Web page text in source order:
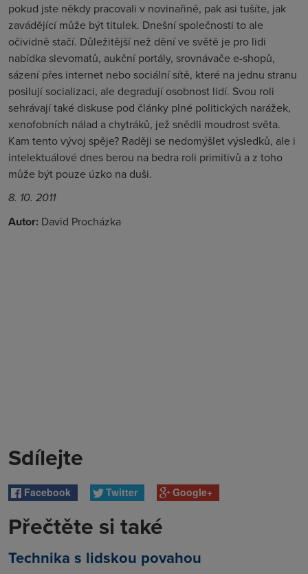
pokud jste někdy pracovali v novinařině, pak asi tušíte, jak
zavádějící může být titulek. Dnešní společnosti to ale
očividně stačí. Důležitější než dění ve světě je pro lidi
nabídka slevomatů, aukční portály, srovnávače e-shopů,
sázení přes internet nebo sociální sítě, které na jednu stranu
posilují socializaci, ale degradují osobnost lidí. Svou roli
sehrávají také diskuse pod články plné politických narážek,
xenofobních nálad a chytráků, jež snědli moudrost světa.
Kam tento vývoj spěje? Raději se nedomýšlet výsledků, ale i
intelektuálové dnes berou na bedra roli primitivů a z toho
může být pouze úzko na duši.
8. 10. 2011
Autor: David Procházka
Sdílejte
Facebook Twitter Google+
Přečtěte si také
Technika s lidskou povahou